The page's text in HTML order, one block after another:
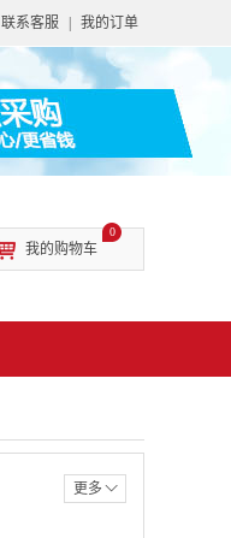
联系客服 我的订单
我的购物车
0
更多